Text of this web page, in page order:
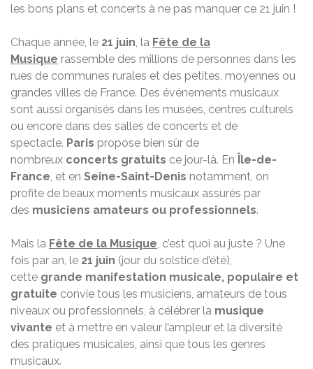
les bons plans et concerts à ne pas manquer ce 21 juin !
Chaque année, le 21 juin, la Fête de la
Musique rassemble des millions de personnes dans les
rues de communes rurales et des petites, moyennes ou
grandes villes de France. Des événements musicaux
sont aussi organisés dans les musées, centres culturels
ou encore dans des salles de concerts et de
spectacle. Paris propose bien sûr de
nombreux concerts gratuits ce jour-là. En Île-de-
France, et en Seine-Saint-Denis notamment, on
profite de beaux moments musicaux assurés par
des musiciens amateurs ou professionnels.
Mais la Fête de la Musique, c’est quoi au juste ? Une
fois par an, le 21 juin (jour du solstice d’été),
cette grande manifestation musicale, populaire et
gratuite convie tous les musiciens, amateurs de tous
niveaux ou professionnels, à célébrer la musique
vivante et à mettre en valeur l’ampleur et la diversité
des pratiques musicales, ainsi que tous les genres
musicaux.